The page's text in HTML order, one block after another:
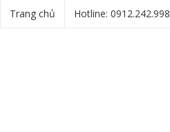
Trang chủ Hotline: 0912.242.998